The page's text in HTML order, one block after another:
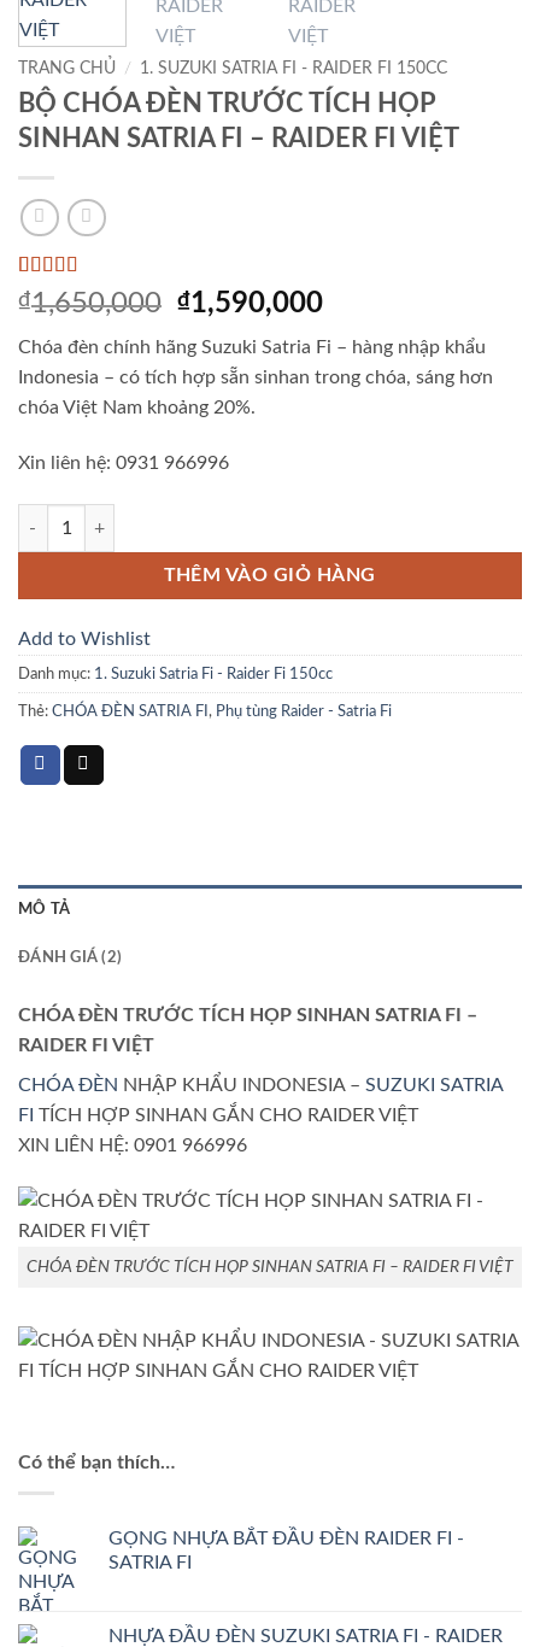
TRANG CHỦ / 1. SUZUKI SATRIA FI - RAIDER FI 150CC
BỘ CHÓA ĐÈN TRƯỚC TÍCH HỌP
SINHAN SATRIA FI – RAIDER FI VIỆT
5trên 5 dựa
trên
2
đánh
₫1,650,000 Giá
là:
₫1,650,000.
₫1,590,000Giá
tại
là:
Chóa đèn chính hãng Suzuki Satria Fi – hàng nhập khẩu
Indonesia – có tích hợp sẵn sinhan trong chóa, sáng hơn
chóa Việt Nam khoảng 20%.
Xin liên hệ: 0931 966996
BỘ CHÓA ĐÈN TRƯỚC TÍCH HỌP SINHAN SATRIA FI - RAIDER FI
THÊM VÀO GIỎ HÀNG
Add to Wishlist
Danh mục: 1. Suzuki Satria Fi - Raider Fi 150cc
Thẻ: CHÓA ĐÈN SATRIA FI , Phụ tùng Raider - Satria Fi
MÔ TẢ
ĐÁNH GIÁ (2)
CHÓA ĐÈN TRƯỚC TÍCH HỌP SINHAN SATRIA FI –
RAIDER FI VIỆT
CHÓA ĐÈN NHẬP KHẨU INDONESIA – SUZUKI SATRIA
FI TÍCH HỢP SINHAN GẮN CHO RAIDER VIỆT
XIN LIÊN HỆ: 0901 966996
CHÓA ĐÈN TRƯỚC TÍCH HỌP SINHAN SATRIA FI – RAIDER FI VIỆT
Có thể bạn thích…
GỌNG NHỰA BẮT ĐẦU ĐÈN RAIDER FI -
SATRIA FI
NHỰA ĐẦU ĐÈN SUZUKI SATRIA FI - RAIDER